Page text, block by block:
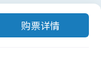
购票详情